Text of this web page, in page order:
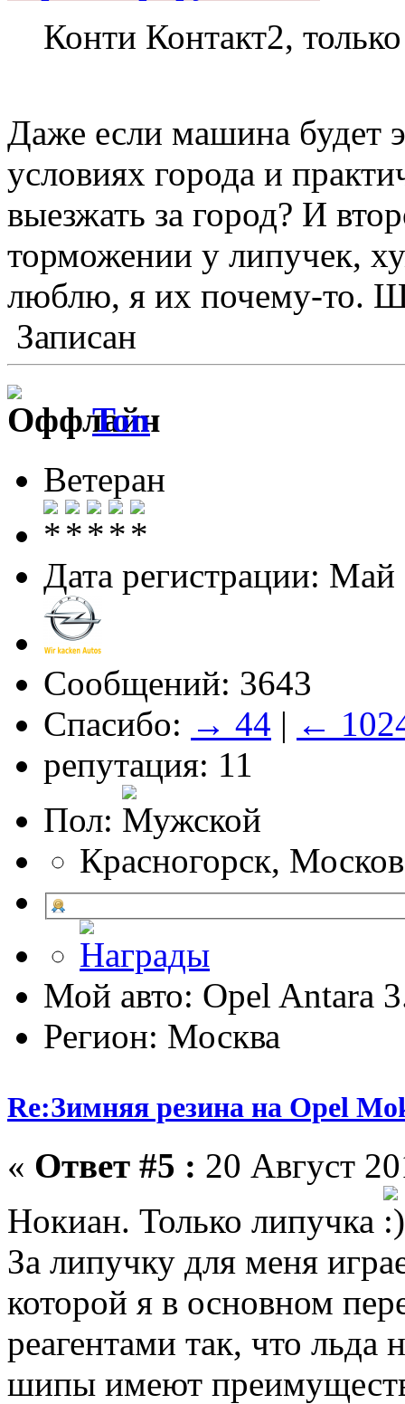
Конти Контакт2,
Даже если машина будет
условиях города и
выезжать за город? И
торможении у липучек,
люблю, я их почему-то.
Записан
Ton
Ветеран
Дата регистрации: Май
Сообщений: 3643
Спасибо: → 44 | ←
репутация: 11
Пол:
Красногорск,
Мой авто: Opel Antara
Регион: Москва
Re:Зимняя резина на Opel
« Ответ #5 : 20 Август
Нокиан. Только липучка
За липучку для меня
которой я в основном
реагентами так, что льда
шипы имеют